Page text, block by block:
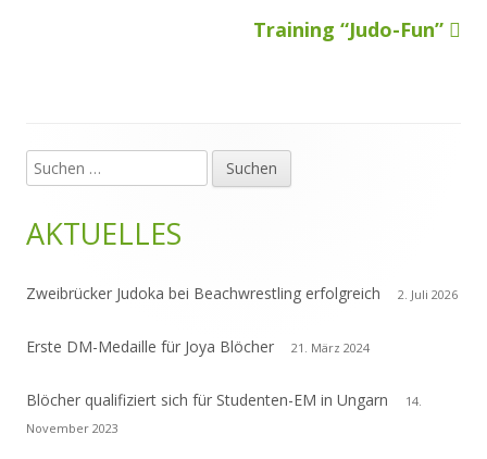
BeitragsnavigationNächster
Training “Judo-Fun”
Haupt-
Seitenleiste
Suchen
nach:
AKTUELLES
Zweibrücker Judoka bei Beachwrestling erfolgreich 2. Juli 2026
Erste DM-Medaille für Joya Blöcher 21. März 2024
Blöcher qualifiziert sich für Studenten-EM in Ungarn
14.
November 2023